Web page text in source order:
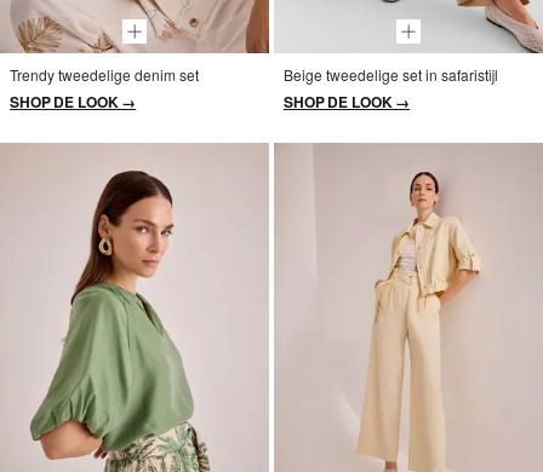
Trendy tweedelige denim set
SHOP DE LOOK →
Beige tweedelige set in safaristijl
SHOP DE LOOK →